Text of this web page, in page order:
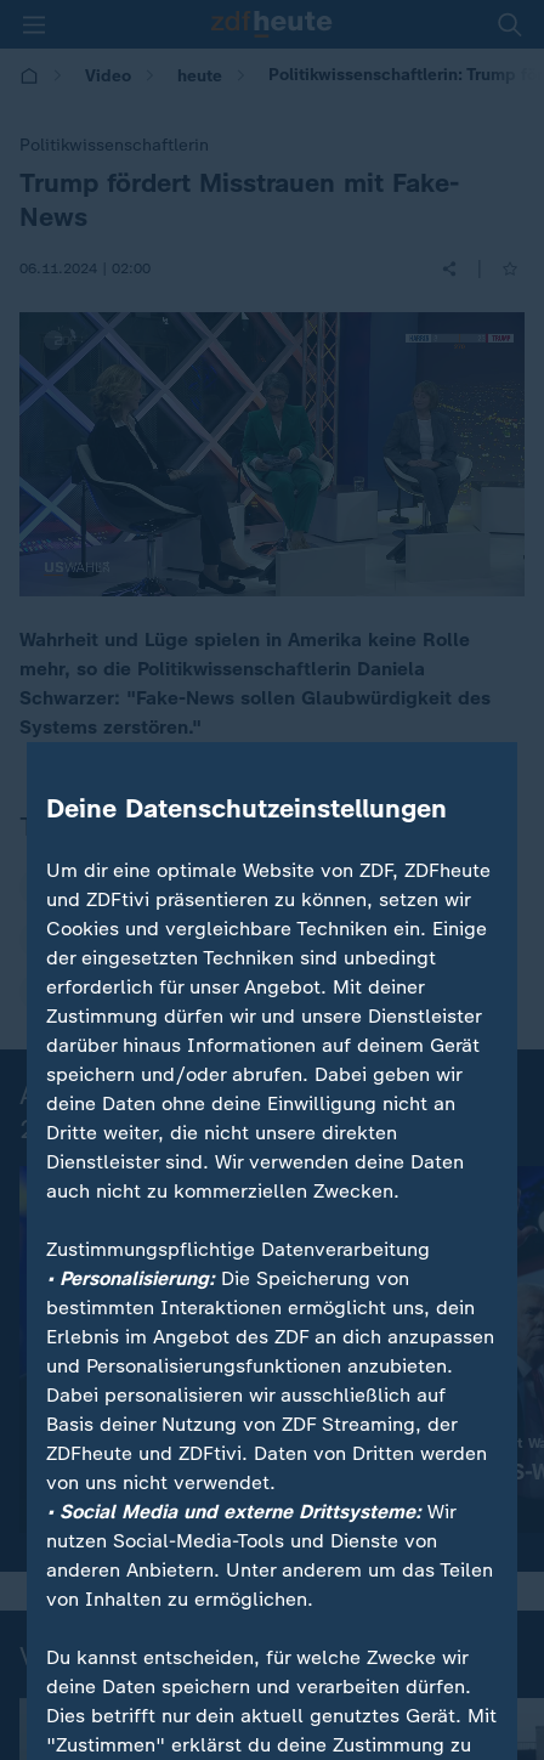
Video heute Politikwissenschaftlerin: Trump
Politikwissenschaftlerin
:
Trump fördert Misstrauen mit Fake-
News
06.11.2024 | 02:00
00:16
Wahrheit und Lüge spielen in Amerika keine Rolle
mehr, so die Politikwissenschaftlerin Daniela
Schwarzer: "Fake-News sollen Glaubwürdigkeit des
Systems zerstören."
Themen
USA Wahlen
Demokratische Partei Donald Trump
Republikanische Partei
Aktuelle Nachrichten zur US-Wahl
2024
Donald Trump gewinnt US-
Wahl - alle Entwicklungen
Republikaner gewinnt
Was Sie zur
müssen
Videos zu den Wahlen in den USA
Deine Datenschutzeinstellungen
Um dir eine optimale Website von ZDF, ZDFheute
und ZDFtivi präsentieren zu können, setzen wir
Cookies und vergleichbare Techniken ein. Einige
der eingesetzten Techniken sind unbedingt
erforderlich für unser Angebot. Mit deiner
Zustimmung dürfen wir und unsere Dienstleister
darüber hinaus Informationen auf deinem Gerät
speichern und/oder abrufen. Dabei geben wir
deine Daten ohne deine Einwilligung nicht an
Dritte weiter, die nicht unsere direkten
Dienstleister sind. Wir verwenden deine Daten
auch nicht zu kommerziellen Zwecken.
Zustimmungspflichtige Datenverarbeitung
• Personalisierung:Die Speicherung von
bestimmten Interaktionen ermöglicht uns, dein
Erlebnis im Angebot des ZDF an dich anzupassen
und Personalisierungsfunktionen anzubieten.
Dabei personalisieren wir ausschließlich auf
Basis deiner Nutzung von ZDF Streaming, der
ZDFheute und ZDFtivi. Daten von Dritten werden
von uns nicht verwendet.
• Social Media und externe Drittsysteme:Wir
nutzen Social-Media-Tools und Dienste von
anderen Anbietern. Unter anderem um das Teilen
von Inhalten zu ermöglichen.
Du kannst entscheiden, für welche Zwecke wir
deine Daten speichern und verarbeiten dürfen.
Dies betrifft nur dein aktuell genutztes Gerät. Mit
"Zustimmen" erklärst du deine Zustimmung zu